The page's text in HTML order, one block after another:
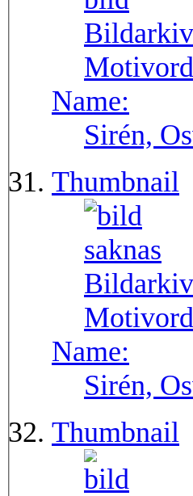
Name:
Sirén,
Thumbnail
Name:
Sirén,
Thumbnail